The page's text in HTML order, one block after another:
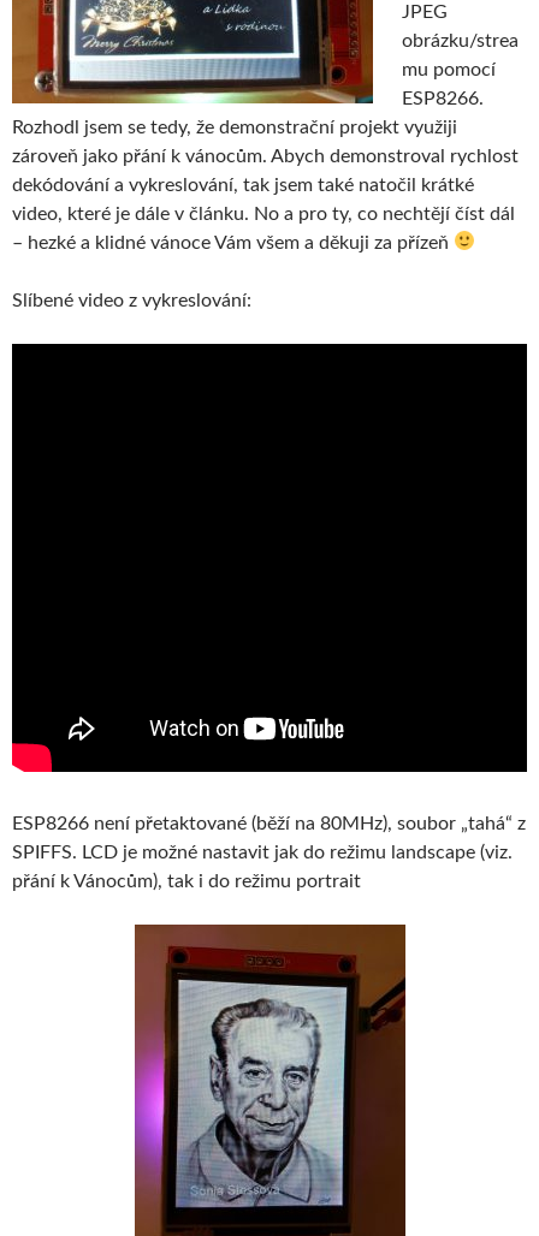
JPEG
obrázku/strea
mu pomocí
ESP8266.
Rozhodl jsem se tedy, že demonstrační projekt využiji
zároveň jako přání k vánocům. Abych demonstroval rychlost
dekódování a vykreslování, tak jsem také natočil krátké
video, které je dále v článku. No a pro ty, co nechtějí číst dál
– hezké a klidné vánoce Vám všem a děkuji za přízeň
Slíbené video z vykreslování:
ESP8266 není přetaktované (běží na 80MHz), soubor „tahá“ z
SPIFFS. LCD je možné nastavit jak do režimu landscape (viz.
přání k Vánocům), tak i do režimu portrait